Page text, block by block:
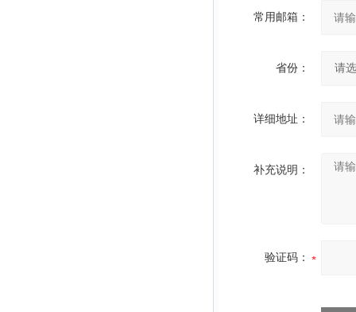
常用邮箱：
省份：
详细地址：
补充说明：
验证码：